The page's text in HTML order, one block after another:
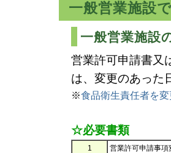
一般営業施設
一般営業施設
営業許可申請書又
は、変更のあった
※食品衛生責任者を
☆必要書類
1
営業許可申請事